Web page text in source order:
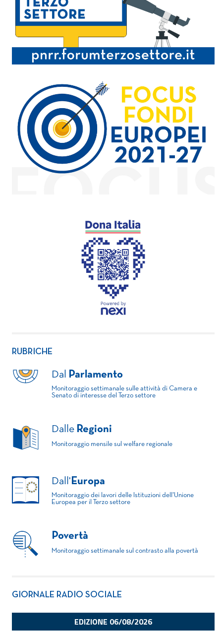
RUBRICHE
Dal Parlamento
Monitoraggio settimanale sulle attività di Camera e
Senato di interesse del Terzo settore
Dalle Regioni
Monitoraggio mensile sul welfare regionale
Dall' Europa
Monitoraggio dei lavori delle Istituzioni dell'Unione
Europea per il Terzo settore
Povertà
Monitoraggio settimanale sul contrasto alla povertà
GIORNALE RADIO SOCIALE